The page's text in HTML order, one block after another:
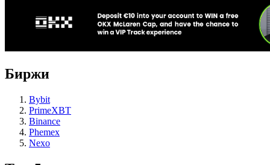
Биржи
Bybit
PrimeXBT
Binance
Phemex
Nexo